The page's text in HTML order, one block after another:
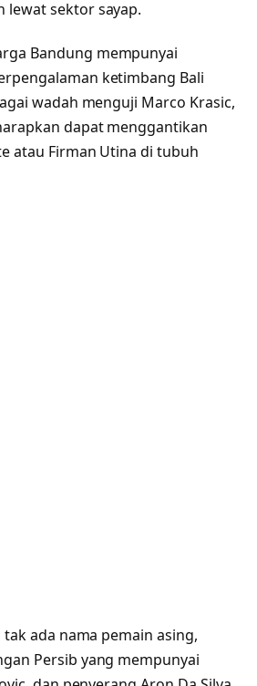
lewat sektor sayap.
Bandung mempunyai
ketimbang Bali
wadah menguji Marco Krasic,
dapat menggantikan
atau Firman Utina di tubuh
ada nama pemain asing,
Persib yang mempunyai